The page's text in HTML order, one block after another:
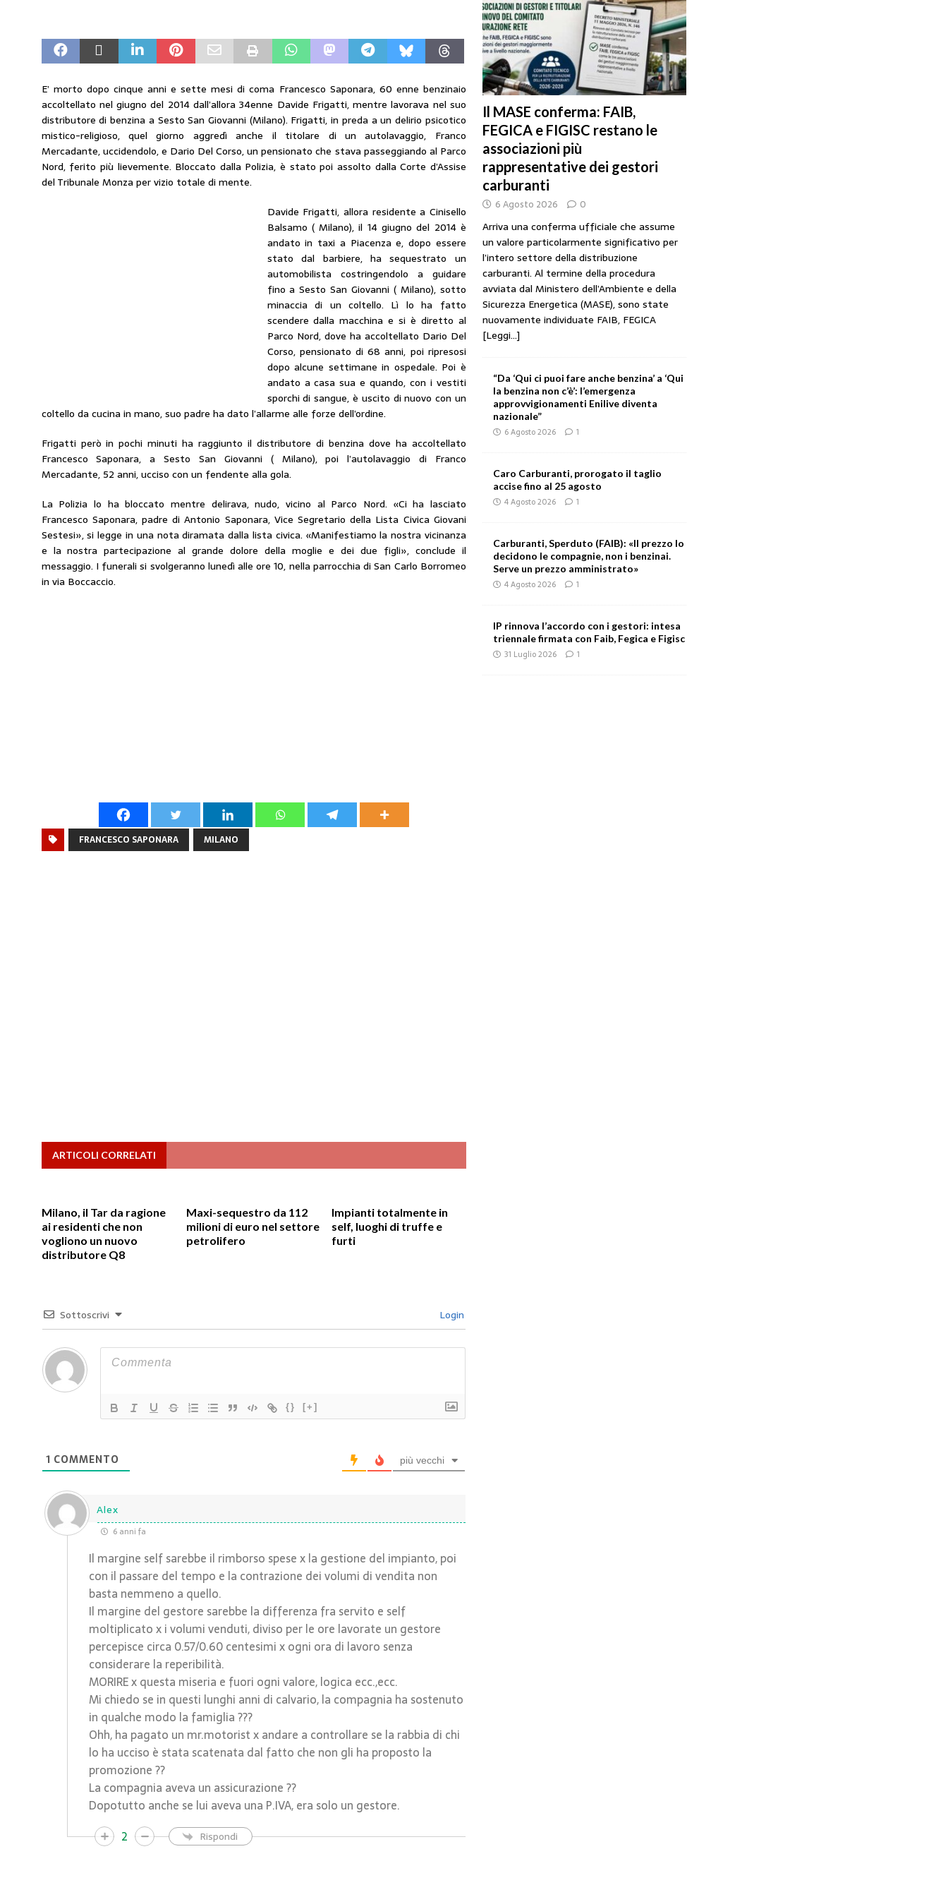
CARBURANTI. CONTROLLI SUI PRODOTTI ADULTERATI: ALTRA SITUAZIONE GRAVE MA NON SERIA
COMUNICATI STAMPA
[ 6 Agosto 2026 ] Il MASE conferma: FAIB, FEGICA e FIGISC restano le associazioni più rappresentative dei gestori
carburanti
NORMATIVA CARBURANTI
[ 6 Agosto 2026 ] “Da ‘Qui ci puoi fare anche benzina’ a ‘Qui la benzina non c’è’: l’emergenza approvvigionamenti
Enilive diventa nazionale”
EDITORIALI
[ 4 Agosto 2026 ] Caro Carburanti, prorogato il taglio accise fino al 25 agosto
MERCATO PREZZI CARBURANTI
[ 4 Agosto 2026 ] Carburanti, Sperduto (FAIB): «Il prezzo lo decidono le compagnie, non i benzinai. Serve un prezzo
MERCATO PREZZI CARBURANTI
E’ morto dopo cinque anni e sette mesi di coma Francesco Saponara, 60 enne benzinaio
accoltellato nel giugno del 2014 dall’allora 34enne Davide Frigatti, mentre lavorava nel suo
distributore di benzina a Sesto San Giovanni (Milano). Frigatti, in preda a un delirio psicotico
mistico-religioso, quel giorno aggredì anche il titolare di un autolavaggio, Franco
Mercadante, uccidendolo, e Dario Del Corso, un pensionato che stava passeggiando al Parco
Nord, ferito più lievemente. Bloccato dalla Polizia, è stato poi assolto dalla Corte d’Assise
del Tribunale Monza per vizio totale di mente.
Davide Frigatti, allora residente a Cinisello
Balsamo ( Milano), il 14 giugno del 2014 è
andato in taxi a Piacenza e, dopo essere
stato dal barbiere, ha sequestrato un
automobilista costringendolo a guidare
fino a Sesto San Giovanni ( Milano), sotto
minaccia di un coltello. Lì lo ha fatto
scendere dalla macchina e si è diretto al
Parco Nord, dove ha accoltellato Dario Del
Corso, pensionato di 68 anni, poi ripresosi
dopo alcune settimane in ospedale. Poi è
andato a casa sua e quando, con i vestiti
sporchi di sangue, è uscito di nuovo con un
coltello da cucina in mano, suo padre ha dato l’allarme alle forze dell’ordine.
Frigatti però in pochi minuti ha raggiunto il distributore di benzina dove ha accoltellato
Francesco Saponara, a Sesto San Giovanni ( Milano), poi l’autolavaggio di Franco
Mercadante, 52 anni, ucciso con un fendente alla gola.
La Polizia lo ha bloccato mentre delirava, nudo, vicino al Parco Nord. «Ci ha lasciato
Francesco Saponara, padre di Antonio Saponara, Vice Segretario della Lista Civica Giovani
Sestesi», si legge in una nota diramata dalla lista civica. «Manifestiamo la nostra vicinanza
e la nostra partecipazione al grande dolore della moglie e dei due figli», conclude il
messaggio. I funerali si svolgeranno lunedì alle ore 10, nella parrocchia di San Carlo Borromeo
in via Boccaccio.
FRANCESCO SAPONARA MILANO
ARTICOLI CORRELATI
Milano, il Tar da ragione
ai residenti che non
vogliono un nuovo
distributore Q8
Maxi-sequestro da 112
milioni di euro nel settore
petrolifero
Impianti totalmente in
self, luoghi di truffe e
furti
Sottoscrivi Login
{} [+]
1 COMMENTO più vecchi
Alex
6 anni fa
Il margine self sarebbe il rimborso spese x la gestione del impianto, poi
con il passare del tempo e la contrazione dei volumi di vendita non
basta nemmeno a quello.
Il margine del gestore sarebbe la differenza fra servito e self
moltiplicato x i volumi venduti, diviso per le ore lavorate un gestore
percepisce circa 0.57/0.60 centesimi x ogni ora di lavoro senza
considerare la reperibilità.
MORIRE x questa miseria e fuori ogni valore, logica ecc.,ecc.
Mi chiedo se in questi lunghi anni di calvario, la compagnia ha sostenuto
in qualche modo la famiglia ???
Ohh, ha pagato un mr.motorist x andare a controllare se la rabbia di chi
lo ha ucciso è stata scatenata dal fatto che non gli ha proposto la
promozione ??
La compagnia aveva un assicurazione ??
Dopotutto anche se lui aveva una P.IVA, era solo un gestore.
2
Rispondi
Il MASE conferma: FAIB,
FEGICA e FIGISC restano le
associazioni più
rappresentative dei gestori
carburanti
6 Agosto 2026 0
Arriva una conferma ufficiale che assume
un valore particolarmente significativo per
l’intero settore della distribuzione
carburanti. Al termine della procedura
avviata dal Ministero dell’Ambiente e della
Sicurezza Energetica (MASE), sono state
nuovamente individuate FAIB, FEGICA
[Leggi...]
“Da ‘Qui ci puoi fare anche benzina’ a ‘Qui
la benzina non c’è’: l’emergenza
approvvigionamenti Enilive diventa
nazionale”
6 Agosto 2026 1
Caro Carburanti, prorogato il taglio
accise fino al 25 agosto
4 Agosto 2026 1
Carburanti, Sperduto (FAIB): «Il prezzo lo
decidono le compagnie, non i benzinai.
Serve un prezzo amministrato»
4 Agosto 2026 1
IP rinnova l’accordo con i gestori: intesa
triennale firmata con Faib, Fegica e Figisc
31 Luglio 2026 1